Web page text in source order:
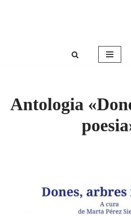
Antologia